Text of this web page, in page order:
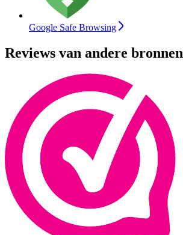
Google Safe Browsing
Reviews van andere bronnen